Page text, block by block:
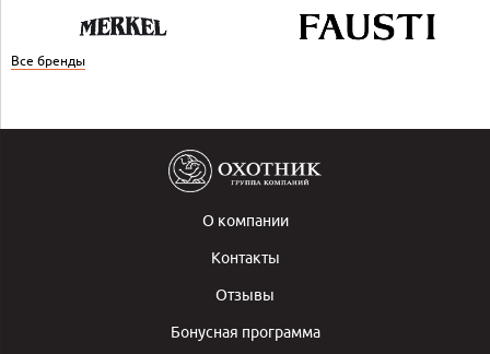
Все бренды
О компании
Контакты
Отзывы
Бонусная программа